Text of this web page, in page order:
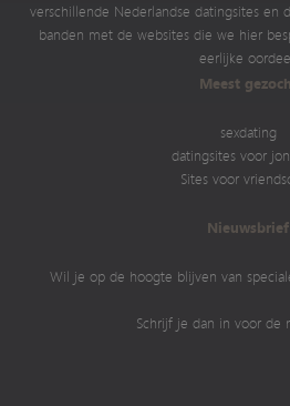
verschillende Nederlandse datingsites en
banden met de websites die we hier
eerlijke
Meest
sexdating
datingsites voor
Sites voor
Nieuwsbrief
Wil je op de hoogte blijven van
Schrijf je dan in voor de